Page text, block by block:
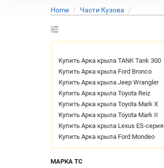
Home Части Кузова
Купить Арка крыла TANK Tank 300
Купить Арка крыла Ford Bronco
Купить Арка крыла Jeep Wrangler
Купить Арка крыла Toyota Reiz
Купить Арка крыла Toyota Mark X
Купить Арка крыла Toyota Mark II
Купить Арка крыла Lexus ES-серия
Купить Арка крыла Ford Mondeo
МАРКА ТС